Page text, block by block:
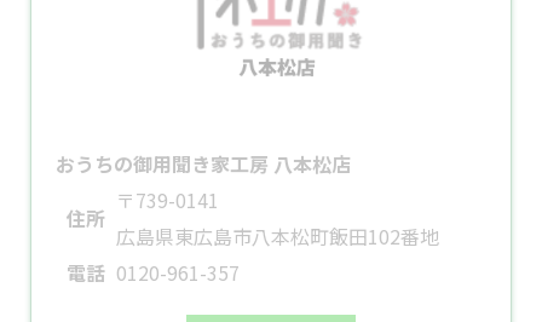
おうちの御用聞き家工房 八本松店
住所
〒739-0141
広島県東広島市八本松町飯田102番地
電話 0120-961-357